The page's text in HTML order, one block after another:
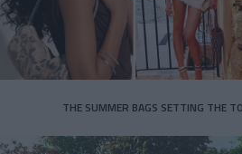
THE SUMMER BAGS SETTING THE